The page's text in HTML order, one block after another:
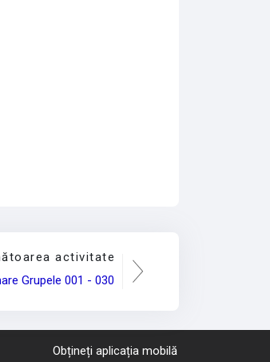
activitate
Grupele 001 - 030
Obțineți aplicația mobilă